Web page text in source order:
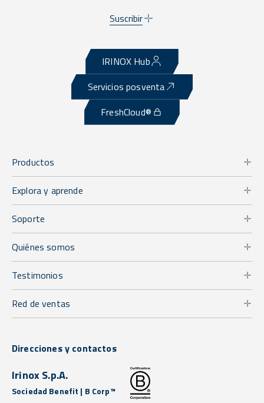
Suscribir
IRINOX Hub
Servicios posventa
FreshCloud®
Productos
Explora y aprende
Soporte
Quiénes somos
Testimonios
Red de ventas
Direcciones y contactos
Irinox S.p.A.
Sociedad Benefit | B Corp™